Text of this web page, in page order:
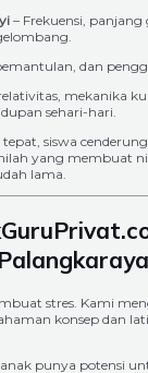
– Frekuensi,
dan
mekanika
sehari-hari.
siswa
yang membuat
lama.
stres. Kami
konsep dan
punya potensi